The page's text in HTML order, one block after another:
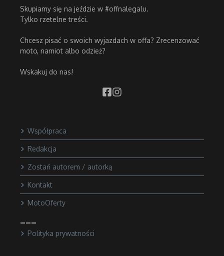
Skupiamy się na jeździe w #offnalegalu.
Tylko rzetelne treści.
Chcesz pisać o swoich wyjazdach w offa? Zrecenzować
moto, namiot albo odzież?
Wskakuj do nas!
Współpraca
Redakcja
Zostań autorem / autorką
Kontakt
MotoOferty
Polityka prywatności